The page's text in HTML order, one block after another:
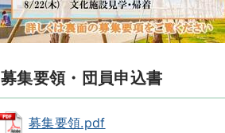
募集要領・団員申込書
募集要領.pdf